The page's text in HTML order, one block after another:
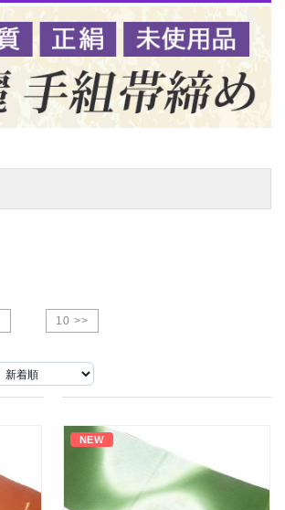
10 >>
NEW